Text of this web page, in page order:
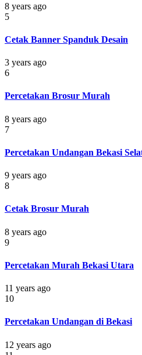
8 years ago
5
Cetak Banner Spanduk Desain
3 years ago
6
Percetakan Brosur Murah
8 years ago
7
Percetakan Undangan Bekasi
9 years ago
8
Cetak Brosur Murah
8 years ago
9
Percetakan Murah Bekasi Utara
11 years ago
10
Percetakan Undangan di Bekasi
12 years ago